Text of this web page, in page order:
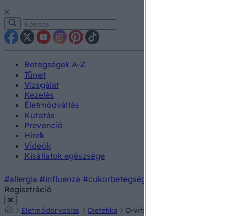
Betegségek A-Z
Tünet
Vizsgálat
Kezelés
Életmódváltás
Kutatás
Prevenció
Hírek
Videók
Kisállatok egészsége
#allergia #influenza #cukorbetegség
Regisztráció
Életmódorvoslás Dietetika D-vitaminnal, nemcsak a csontokért!